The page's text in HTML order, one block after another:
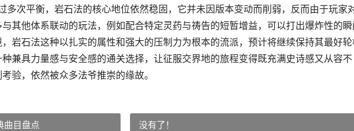
多次平衡，岩石法的核心地位依然稳固，它并未因版本变动而削弱，反而由于玩家
其他体系联动的玩法，例如配合特定灵药与祷告的短暂增益，可以打出爆炸性的瞬
岩石法这种以扎实的属性和强大的压制力为根本的流派，预计将继续保持其最好
兼具力量感与安全感的通关选择，让征服交界地的旅程变得既充满史诗感又从容不
验，依然被众多法爷推崇的缘故。
曲目盘点 没有了！